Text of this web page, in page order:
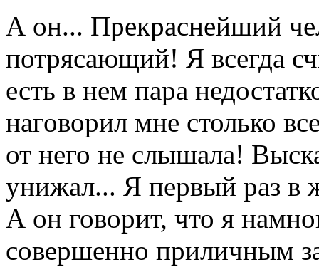
А он... Прекраснейший
потрясающий! Я всегда
есть в нем пара
наговорил мне столько
от него не слышала!
унижал... Я первый раз в
А он говорит, что я
совершенно приличным